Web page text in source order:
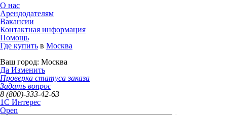
О нас
Арендодателям
Вакансии
Контактная информация
Помощь
Где купить в Москва
Ваш город: Москва
Да Изменить
Проверка статуса заказа
Задать вопрос
8 (800)-333-42-63
1C Интерес
Open